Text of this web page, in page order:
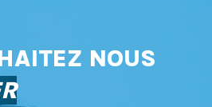
NOUS